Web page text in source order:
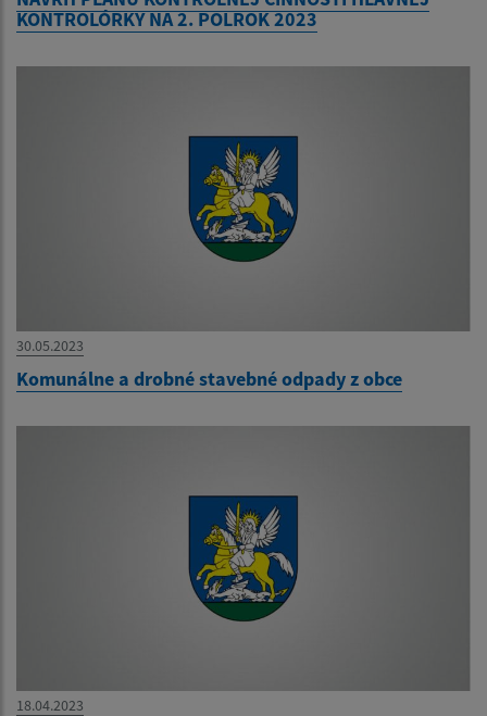
KONTROLÓRKY NA 2. POLROK 2023
30.05.2023
Komunálne a drobné stavebné odpady z obce
18.04.2023